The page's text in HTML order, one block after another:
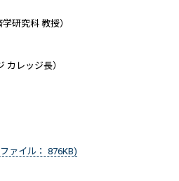
研究科 教授）
カレッジ長）
ァイル： 876KB)